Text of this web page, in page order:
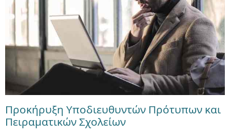
Προκήρυξη Υποδιευθυντών Πρότυπων και
Πειραματικών Σχολείων